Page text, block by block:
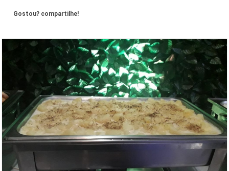
Gostou? compartilhe!